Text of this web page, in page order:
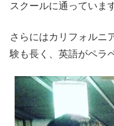
スクールに通っていま
さらにはカリフォルニ
験も長く、英語がペラ